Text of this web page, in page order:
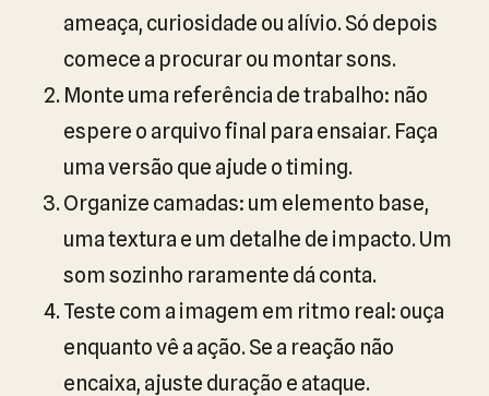
ameaça, curiosidade ou alívio. Só depois
comece a procurar ou montar sons.
Monte uma referência de trabalho: não
espere o arquivo final para ensaiar. Faça
uma versão que ajude o timing.
Organize camadas: um elemento base,
uma textura e um detalhe de impacto. Um
som sozinho raramente dá conta.
Teste com a imagem em ritmo real: ouça
enquanto vê a ação. Se a reação não
encaixa, ajuste duração e ataque.